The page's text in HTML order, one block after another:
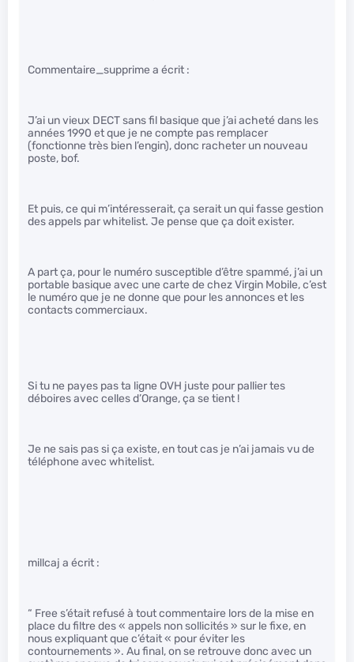
Commentaire_supprime a écrit :
J’ai un vieux DECT sans fil basique que j’ai acheté dans les
années 1990 et que je ne compte pas remplacer
(fonctionne très bien l’engin), donc racheter un nouveau
poste, bof.
Et puis, ce qui m’intéresserait, ça serait un qui fasse gestion
des appels par whitelist. Je pense que ça doit exister.
A part ça, pour le numéro susceptible d’être spammé, j’ai un
portable basique avec une carte de chez Virgin Mobile, c’est
le numéro que je ne donne que pour les annonces et les
contacts commerciaux.
Si tu ne payes pas ta ligne OVH juste pour pallier tes
déboires avec celles d’Orange, ça se tient !
Je ne sais pas si ça existe, en tout cas je n’ai jamais vu de
téléphone avec whitelist.
millcaj a écrit :
“ Free s’était refusé à tout commentaire lors de la mise en
place du filtre des « appels non sollicités » sur le fixe, en
nous expliquant que c’était « pour éviter les
contournements ». Au final, on se retrouve donc avec un